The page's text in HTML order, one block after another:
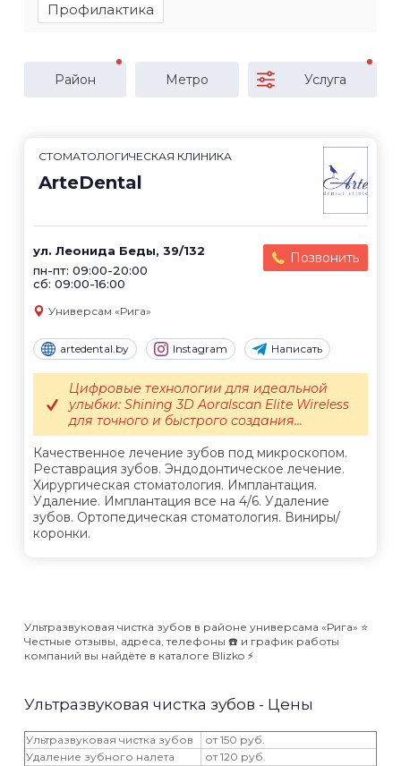
Профилактика
Район Метро Услуга
СТОМАТОЛОГИЧЕСКАЯ КЛИНИКА
ArteDental
ул. Леонида Беды, 39/132
пн-пт: 09:00-20:00
сб: 09:00-16:00
Позвонить
Универсам «Рига»
artedental.by Instagram Написать
Качественное лечение зубов под микроскопом.
Реставрация зубов. Эндодонтическое лечение.
Хирургическая стоматология. Имплантация.
Удаление. Имплантация все на 4/6. Удаление
зубов. Ортопедическая стоматология. Виниры/
коронки.
Цифровые технологии для идеальной
улыбки: Shining 3D Aoralscan Elite Wireless
для точного и быстрого создания...
Ультразвуковая чистка зубов в районе универсама «Рига» ⭐️
Честные отзывы, адреса, телефоны ☎️ и график работы
компаний вы найдёте в каталоге Blizko ⚡️
Ультразвуковая чистка зубов - Цены
Ультразвуковая чистка зубов
от 150 руб.
Удаление зубного налета
от 120 руб.